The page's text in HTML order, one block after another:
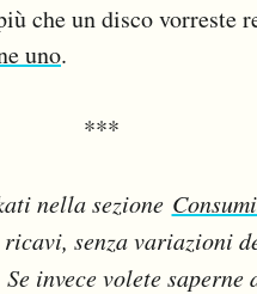
che un disco vorreste
uno.
***
nella sezione
senza variazioni
invece volete